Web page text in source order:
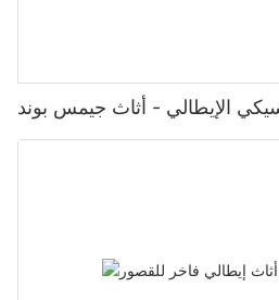
الإيطالي - أثاث جيمس بوند